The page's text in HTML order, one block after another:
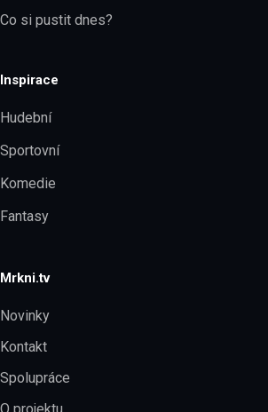
Co si pustit dnes?
Inspirace
Hudební
Sportovní
Komedie
Fantasy
Mrkni.tv
Novinky
Kontakt
Spolupráce
O projektu